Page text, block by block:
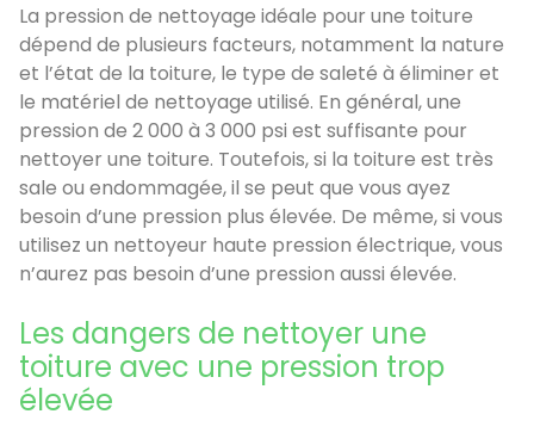
La pression de nettoyage idéale pour une toiture
dépend de plusieurs facteurs, notamment la nature
et l’état de la toiture, le type de saleté à éliminer et
le matériel de nettoyage utilisé. En général, une
pression de 2 000 à 3 000 psi est suffisante pour
nettoyer une toiture. Toutefois, si la toiture est très
sale ou endommagée, il se peut que vous ayez
besoin d’une pression plus élevée. De même, si vous
utilisez un nettoyeur haute pression électrique, vous
n’aurez pas besoin d’une pression aussi élevée.
Les dangers de nettoyer une
toiture avec une pression trop
élevée